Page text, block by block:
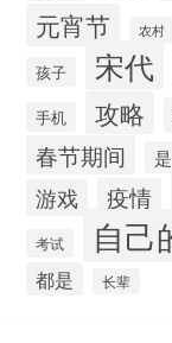
元宵节 农村
孩子 宋代
手机 攻略
春节期间
游戏 疫情
考试
自己
都是 长辈